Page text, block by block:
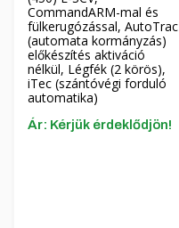
CommandARM-mal és
fülkerugózással, AutoTrac
(automata kormányzás)
előkészítés aktiváció
nélkül, Légfék (2 körös),
iTec (szántóvégi forduló
automatika)
Ár: Kérjük érdeklődjön!